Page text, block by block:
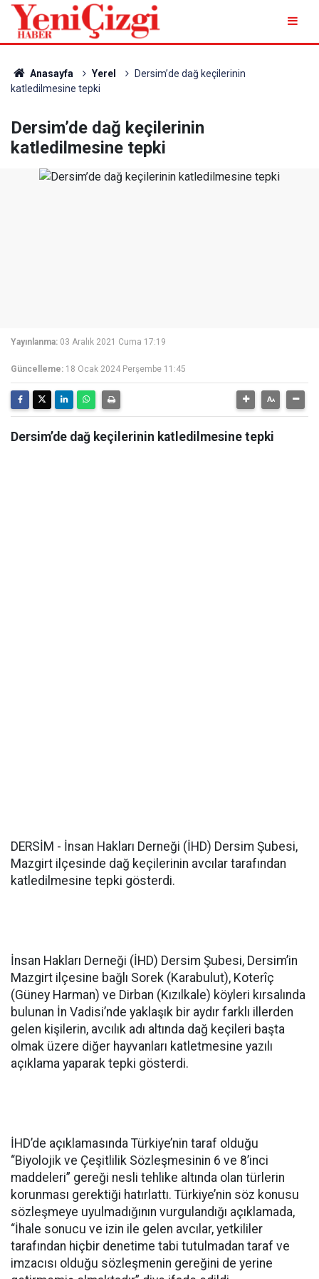
Anasayfa Yerel
Dersim’de dağ keçilerinin
katledilmesine tepki
Dersim’de dağ keçilerinin
katledilmesine tepki
Yayınlanma: 03 Aralık 2021 Cuma 17:19
Güncelleme: 18 Ocak 2024 Perşembe 11:45
Dersim’de dağ keçilerinin katledilmesine tepki
DERSİM - İnsan Hakları Derneği (İHD) Dersim Şubesi,
Mazgirt ilçesinde dağ keçilerinin avcılar tarafından
katledilmesine tepki gösterdi.
İnsan Hakları Derneği (İHD) Dersim Şubesi, Dersim’in
Mazgirt ilçesine bağlı Sorek (Karabulut), Koterîç
(Güney Harman) ve Dirban (Kızılkale) köyleri kırsalında
bulunan İn Vadisi’nde yaklaşık bir aydır farklı illerden
gelen kişilerin, avcılık adı altında dağ keçileri başta
olmak üzere diğer hayvanları katletmesine yazılı
açıklama yaparak tepki gösterdi.
İHD’de açıklamasında Türkiye’nin taraf olduğu
“Biyolojik ve Çeşitlilik Sözleşmesinin 6 ve 8’inci
maddeleri” gereği nesli tehlike altında olan türlerin
korunması gerektiği hatırlattı. Türkiye’nin söz konusu
sözleşmeye uyulmadığının vurgulandığı açıklamada,
“İhale sonucu ve izin ile gelen avcılar, yetkililer
tarafından hiçbir denetime tabi tutulmadan taraf ve
imzacısı olduğu sözleşmenin gereğini de yerine